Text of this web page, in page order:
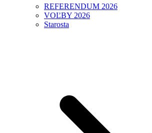
REFERENDUM 2026
VOĽBY 2026
Starosta